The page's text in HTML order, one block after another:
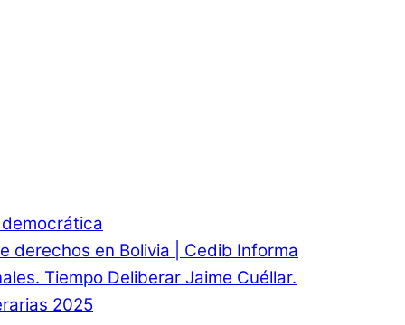
derechos en Bolivia | Cedib Informa
Tiempo Deliberar Jaime Cuéllar.
2025